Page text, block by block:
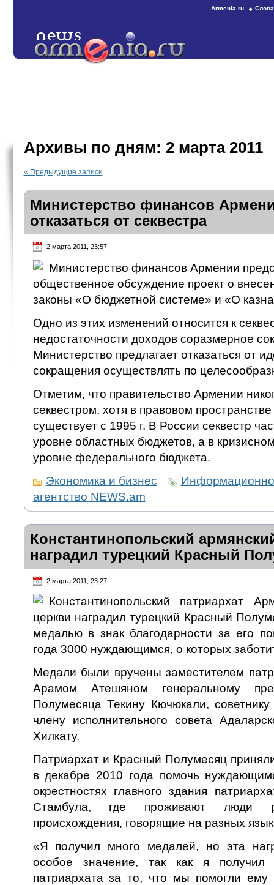
Armenia.ru
Архивы по дням: 2 марта 2011
« Предыдущие записи
Министерство финансов
отказаться от секвестра
2 марта 2011, 23:57
Министерство финансов Армении
общественное обсуждение проект о
законы «О бюджетной системе» и «О
Одно из этих изменений относится к
недостаточности доходов соразмерное
Министерство предлагает отказаться от
сокращения осуществлять по
Отметим, что правительство Армении
секвестром, хотя в правовом
существует с 1995 г. В России секвестр
уровне областных бюджетов, а в
уровне федерального бюджета.
Экономика и бизнес
агентство NEWS.am
Константинопольский
наградил турецкий Красный
2 марта 2011, 23:27
Константинопольский патриархат
церкви наградил турецкий Красный
медалью в знак благодарности за его
года 3000 нуждающимся, о которых
Медали были вручены заместителем
Арамом Атешяном генеральному
Полумесяца Текину Кючюкали,
члену исполнительного совета
Хилкату.
Патриархат и Красный Полумесяц
в декабре 2010 года помочь
окрестностях главного здания
Стамбула, где проживают люди
происхождения, говорящие на разных
«Я получил много медалей, но эта
особое значение, так как я получил
патриархата за то, что мы помогли